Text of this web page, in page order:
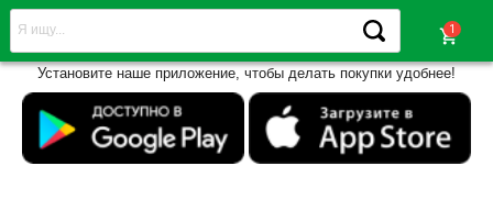
shopping_cart
Установите наше приложение, чтобы делать покупки удобнее!